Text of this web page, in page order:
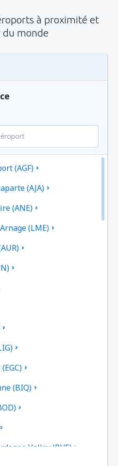
à proximité et
monde
(AGF)
(AJA)
(ANE)
(LME)
(BIQ)
Valley (BVE)